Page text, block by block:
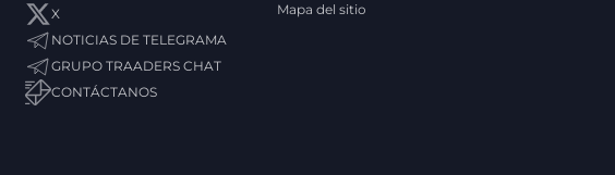
X
NOTICIAS DE TELEGRAMA
GRUPO TRAADERS CHAT
CONTÁCTANOS
Mapa del sitio